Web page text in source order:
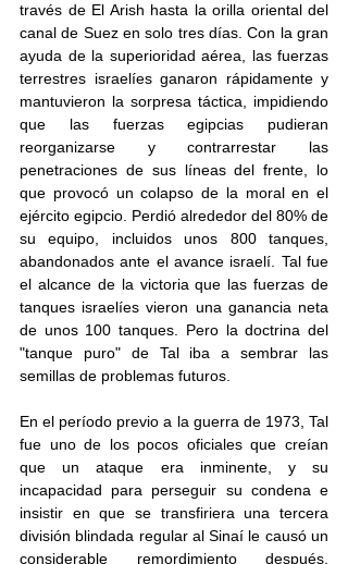
través de El Arish hasta la orilla oriental del
canal de Suez en solo tres días. Con la gran
ayuda de la superioridad aérea, las fuerzas
terrestres israelíes ganaron rápidamente y
mantuvieron la sorpresa táctica, impidiendo
que las fuerzas egipcias pudieran
reorganizarse y contrarrestar las
penetraciones de sus líneas del frente, lo
que provocó un colapso de la moral en el
ejército egipcio. Perdió alrededor del 80% de
su equipo, incluidos unos 800 tanques,
abandonados ante el avance israelí. Tal fue
el alcance de la victoria que las fuerzas de
tanques israelíes vieron una ganancia neta
de unos 100 tanques. Pero la doctrina del
"tanque puro" de Tal iba a sembrar las
semillas de problemas futuros.
En el período previo a la guerra de 1973, Tal
fue uno de los pocos oficiales que creían
que un ataque era inminente, y su
incapacidad para perseguir su condena e
insistir en que se transfiriera una tercera
división blindada regular al Sinaí le causó un
considerable remordimiento después.